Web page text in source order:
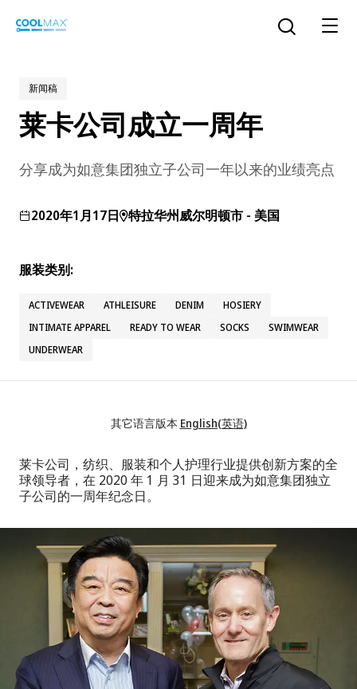
COOLMAX CloakFX™技术
COOLMAX®EcoMade 技术
COOLMAX ® ALL SEASON 技术
COOLMAX
COOLMAX PRO EcoMade 技术
LYCRA ONE™ portal
LYCRA®
打开搜索
新闻稿
莱卡公司成立一周年
分享成为如意集团独立子公司一年以来的业绩亮点
2020年1月17日 特拉华州威尔明顿市 - 美国
服装类别:
ACTIVEWEAR ATHLEISURE DENIM
HOSIERY
INTIMATE APPAREL
READY TO WEAR SOCKS
SWIMWEAR
UNDERWEAR
其它语言版本 English(英语)
莱卡公司，纺织、服装和个人护理行业提供创新方案的全
球领导者，在 2020 年 1 月 31 日迎来成为如意集团独立
子公司的一周年纪念日。